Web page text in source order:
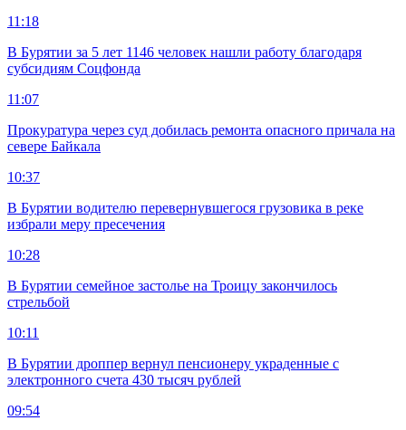
11:18
В Бурятии за 5 лет 1146 человек нашли работу благодаря
субсидиям Соцфонда
11:07
Прокуратура через суд добилась ремонта опасного причала на
севере Байкала
10:37
В Бурятии водителю перевернувшегося грузовика в реке
избрали меру пресечения
10:28
В Бурятии семейное застолье на Троицу закончилось
стрельбой
10:11
В Бурятии дроппер вернул пенсионеру украденные с
электронного счета 430 тысяч рублей
09:54